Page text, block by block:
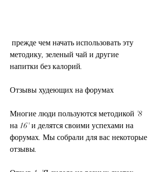
методику, зеленый чай и другие
напитки без калорий.
Отзывы худеющих на форумах
Многие люди пользуются методикой '8
на 16' и делятся своими успехами на
форумах. Мы собрали для вас некоторые
отзывы.